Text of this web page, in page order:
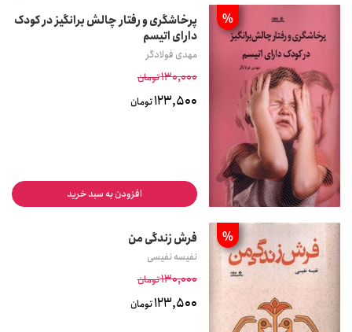
%
پرخاشگری و رفتار چالش برانگیز در کودک
دارای اتیسم
مهدی فولادگر
130,000تومان
123,500تومان
افزودن به سبد خرید
% فرش زندگی من
نفیسه نفیسی
130,000تومان
123,500تومان